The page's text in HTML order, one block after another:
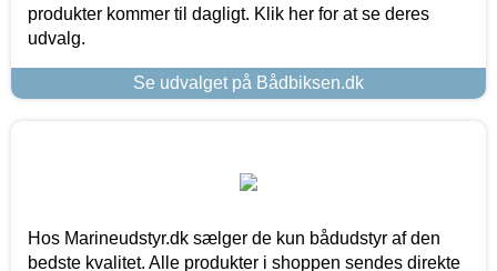
produkter kommer til dagligt. Klik her for at se deres
udvalg.
Se udvalget på Bådbiksen.dk
Hos Marineudstyr.dk sælger de kun bådudstyr af den
bedste kvalitet. Alle produkter i shoppen sendes direkte